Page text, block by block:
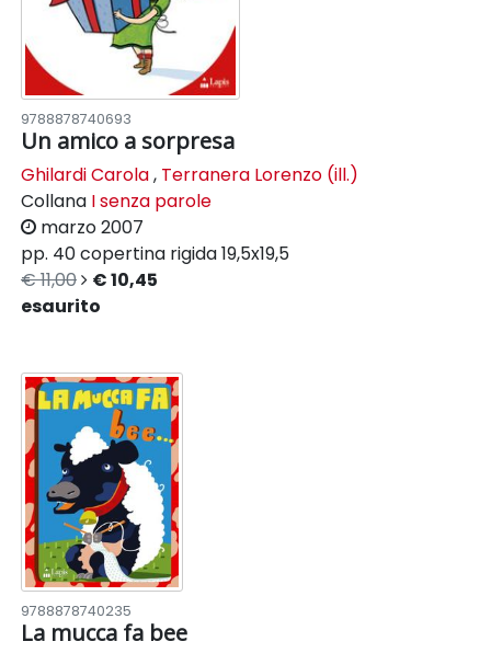
9788878740693
Un amico a sorpresa
Ghilardi Carola, Terranera Lorenzo (ill.)
Collana I senza parole
marzo 2007
pp. 40copertina rigida19,5x19,5
€ 11,00
€ 10,45
esaurito
9788878740235
La mucca fa bee